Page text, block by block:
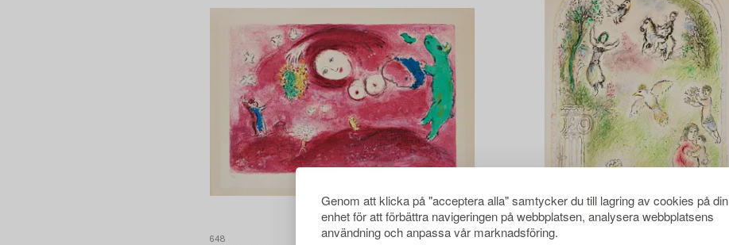
Genom att klicka på "acceptera alla" samtycker du till lagring av cookies på din
enhet för att förbättra navigeringen på webbplatsen, analysera webbplatsens
användning och anpassa vår marknadsföring.
648 649